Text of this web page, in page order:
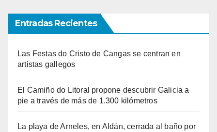
Entradas Recientes
Las Festas do Cristo de Cangas se centran en
artistas gallegos
El Camiño do Litoral propone descubrir Galicia a
pie a través de más de 1.300 kilómetros
La playa de Arneles, en Aldán, cerrada al baño por